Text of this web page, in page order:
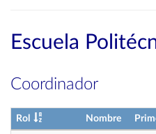
Escuela
Coordinador
Rol Nombre